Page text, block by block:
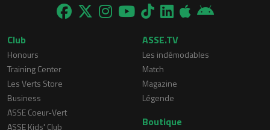
Club
Honours
Training Center
Les Verts Store
Business
ASSE Coeur-Vert
ASSE Kids' Club
ASSE.TV
Les indémodables
Match
Magazine
Légende
Boutique